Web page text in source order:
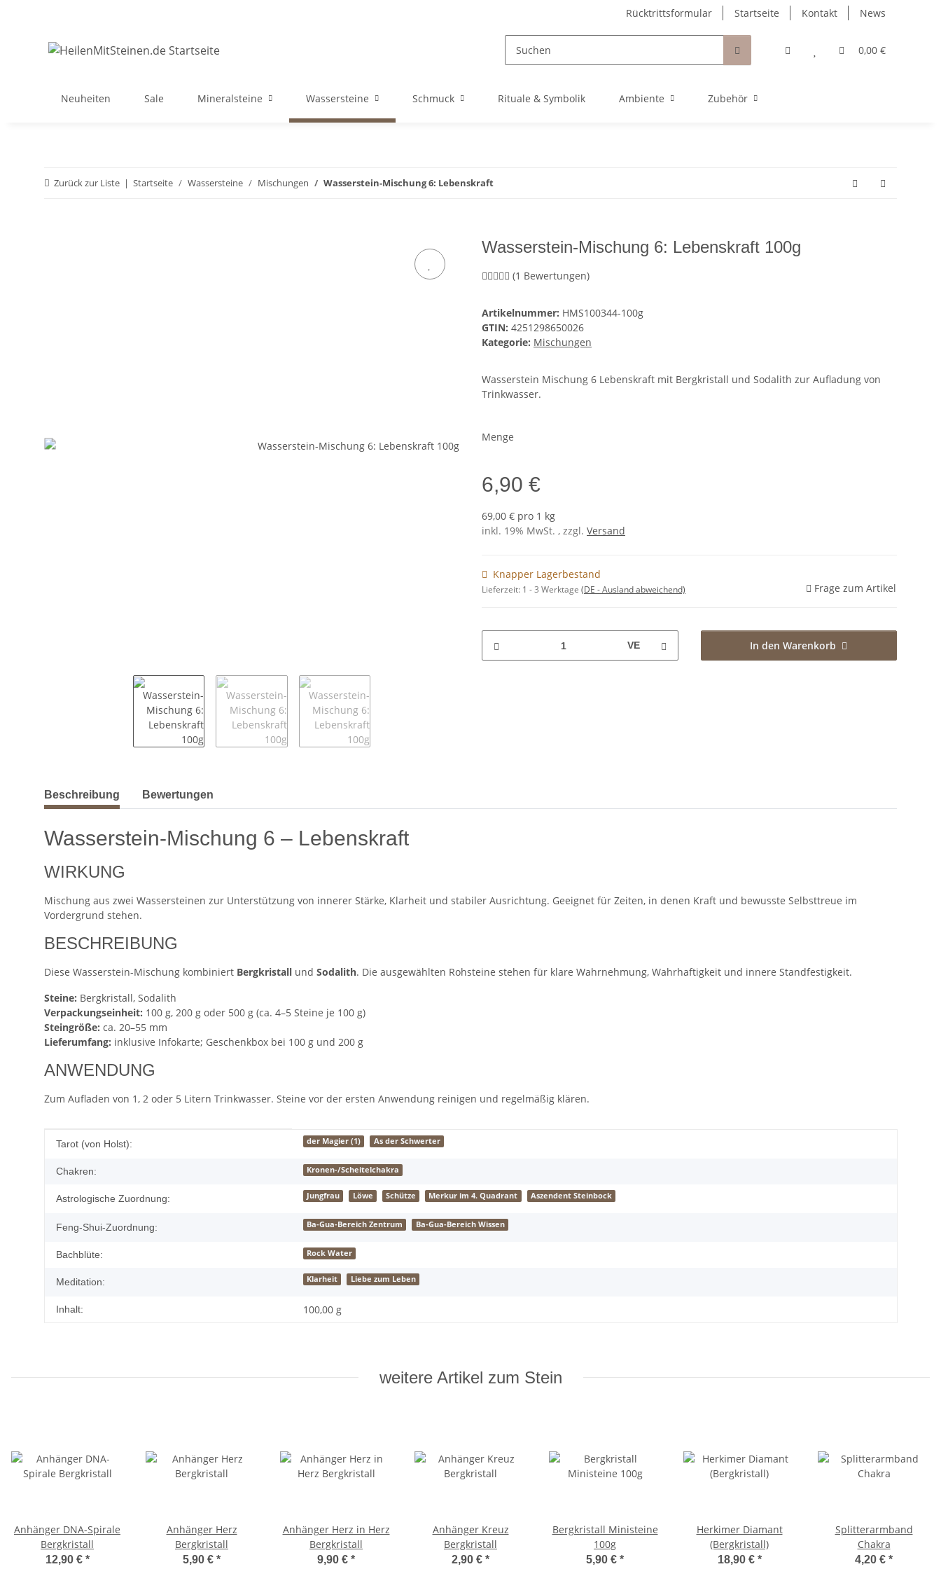
Rücktrittsformular Startseite Kontakt News
0,00 €
Neuheiten Sale Mineralsteine Wassersteine Schmuck Rituale & Symbolik Ambiente Zubehör
Zurück zur Liste Startseite Wassersteine Mischungen Wasserstein-Mischung 6: Lebenskraft
Wasserstein-Mischung 6: Lebenskraft 100g
(1 Bewertungen)
Artikelnummer: HMS100344-100g
GTIN: 4251298650026
Kategorie: Mischungen
Wasserstein Mischung 6 Lebenskraft mit Bergkristall und Sodalith zur Aufladung von
Trinkwasser.
Menge
6,90 €
69,00 € pro 1 kg
inkl. 19% MwSt. , zzgl. Versand
Knapper Lagerbestand
Lieferzeit: 1 - 3 Werktage (DE - Ausland abweichend) Frage zum Artikel
VE In den Warenkorb
weitere Registerkarten anzeigen
Beschreibung Bewertungen
Wasserstein-Mischung 6 – Lebenskraft
WIRKUNG
Mischung aus zwei Wassersteinen zur Unterstützung von innerer Stärke, Klarheit und stabiler Ausrichtung. Geeignet für Zeiten, in denen Kraft und bewusste Selbsttreue im
Vordergrund stehen.
BESCHREIBUNG
Diese Wasserstein-Mischung kombiniert Bergkristall und Sodalith. Die ausgewählten Rohsteine stehen für klare Wahrnehmung, Wahrhaftigkeit und innere Standfestigkeit.
Steine: Bergkristall, Sodalith
Verpackungseinheit: 100 g, 200 g oder 500 g (ca. 4–5 Steine je 100 g)
Steingröße: ca. 20–55 mm
Lieferumfang: inklusive Infokarte; Geschenkbox bei 100 g und 200 g
ANWENDUNG
Zum Aufladen von 1, 2 oder 5 Litern Trinkwasser. Steine vor der ersten Anwendung reinigen und regelmäßig klären.
Produkteigenschaft
Wert
Tarot (von Holst): der Magier (1) As der Schwerter
Chakren: Kronen-/Scheitelchakra
Astrologische Zuordnung: Jungfrau Löwe Schütze Merkur im 4. Quadrant Aszendent Steinbock
Feng-Shui-Zuordnung: Ba-Gua-Bereich Zentrum Ba-Gua-Bereich Wissen
Bachblüte: Rock Water
Meditation: Klarheit Liebe zum Leben
Inhalt: 100,00 g
weitere Artikel zum Stein
Anhänger DNA-Spirale
Bergkristall
12,90 € *
Anhänger Herz
Bergkristall
5,90 € *
Anhänger Herz in Herz
Bergkristall
9,90 € *
Anhänger Kreuz
Bergkristall
2,90 € *
Bergkristall Ministeine
100g
5,90 € *
Herkimer Diamant
(Bergkristall)
18,90 € *
Splitterarmband
Chakra
4,20 € *